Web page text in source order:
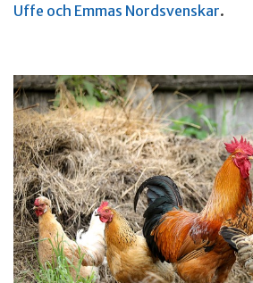
Uffe och Emmas Nordsvenskar.